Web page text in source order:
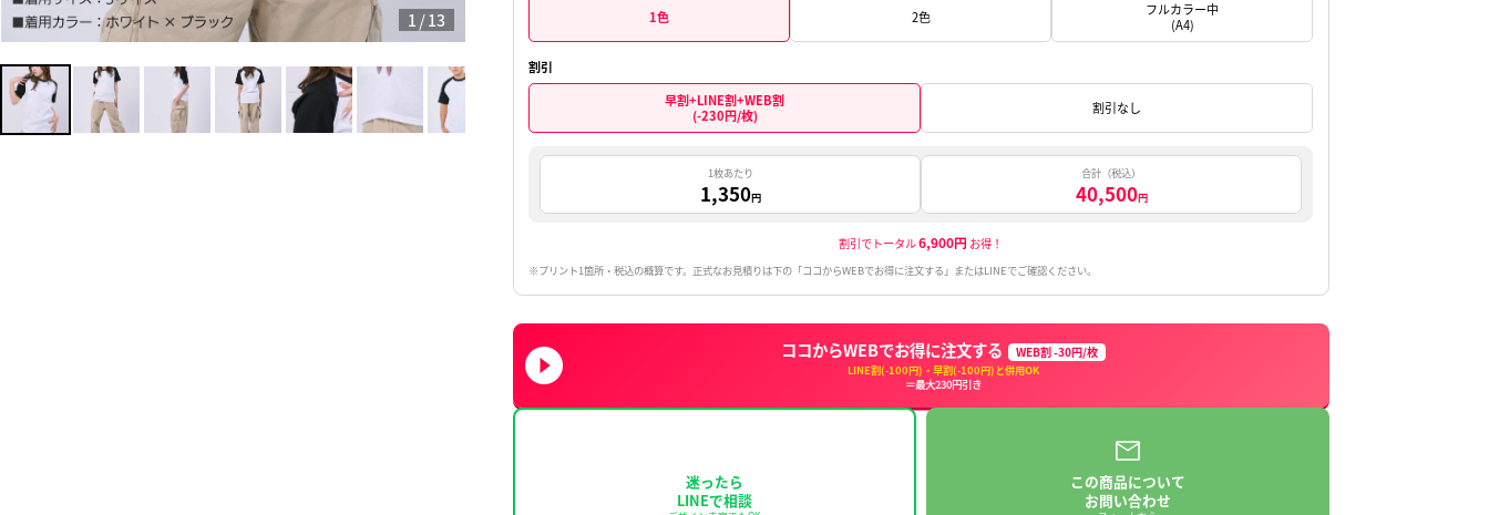
1 /13 作る枚数
プリント仕様（1箇所）
1色 2色
割引
(-230円/枚)
1枚あたり
1,350円
※プリント1箇所・税込の概算です。正式なお見積りは下の「ココからWEBでお得に注文する」またはLINEでご確認ください。